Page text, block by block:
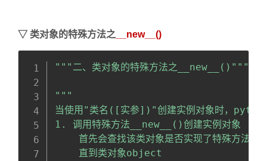
▽类对象的特殊方法之 __new__()
"""二、类对象的特殊方法之__new__()"""
"""
当使用"类名([实参])"创建实例对象时，python
1. 调用特殊方法__new__()创建实例对象
首先会查找该类对象是否实现了特殊方法
    直到类对象object